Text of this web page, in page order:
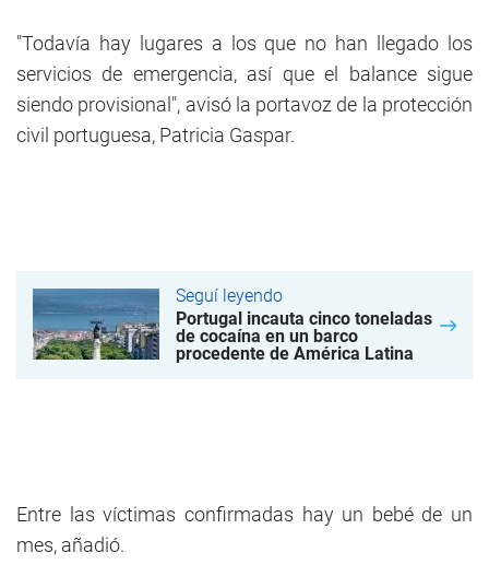
"Todavía hay lugares a los que no han llegado los
servicios de emergencia, así que el balance sigue
siendo provisional", avisó la portavoz de la protección
civil portuguesa, Patricia Gaspar.
Seguí leyendo
Portugal incauta cinco toneladas
de cocaína en un barco
procedente de América Latina
Entre las víctimas confirmadas hay un bebé de un
mes, añadió.